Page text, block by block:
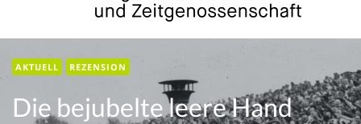
tell
Magazin für Literatur und Zeitgenossenschaft
AKTUELL REZENSION
Die bejubelte leere Hand